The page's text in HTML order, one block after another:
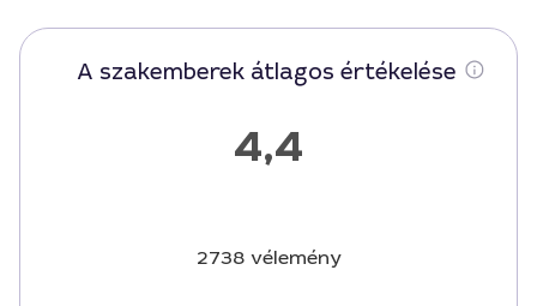
A szakemberek átlagos értékelése
4,4
2738 vélemény